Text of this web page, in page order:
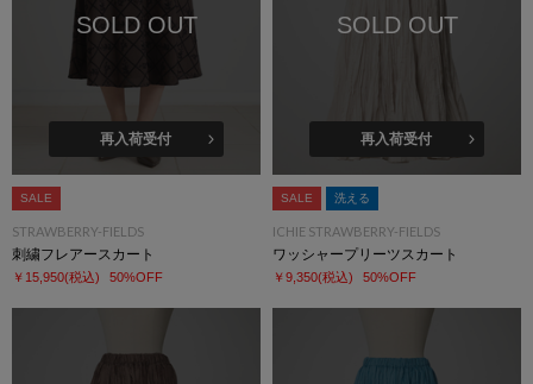
SOLD OUT
再入荷受付
SALE
STRAWBERRY-FIELDS
刺繍フレアースカート
￥15,950(税込) 50%OFF
SOLD OUT
再入荷受付
SALE 洗える
ICHIE STRAWBERRY-FIELDS
ワッシャープリーツスカート
￥9,350(税込) 50%OFF